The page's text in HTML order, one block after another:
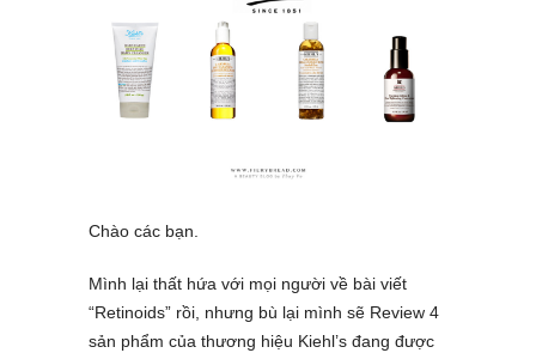
Chào các bạn.
Mình lại thất hứa với mọi người về bài viết
“Retinoids” rồi, nhưng bù lại mình sẽ Review 4
sản phẩm của thương hiệu Kiehl’s đang được